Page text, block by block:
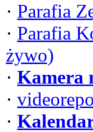
· Parafia
· Parafia
żywo)
· Kamera
·
·